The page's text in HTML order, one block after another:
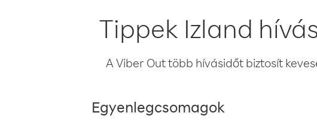
Tippek Izland
A Viber Out több hívásidőt biztosít
Egyenlegcsomagok